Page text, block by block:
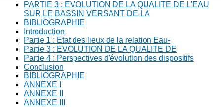
PARTIE 3 : EVOLUTION DE LA QUALITE DE L'EAU
SUR LE BASSIN VERSANT DE LA
BIBLIOGRAPHIE
Introduction
Partie 1 : Etat des lieux de la relation Eau-
Partie 3 : EVOLUTION DE LA QUALITE DE
Partie 4 : Perspectives d'évolution des dispositifs
Conclusion
BIBLIOGRAPHIE
ANNEXE I
ANNEXE II
ANNEXE III